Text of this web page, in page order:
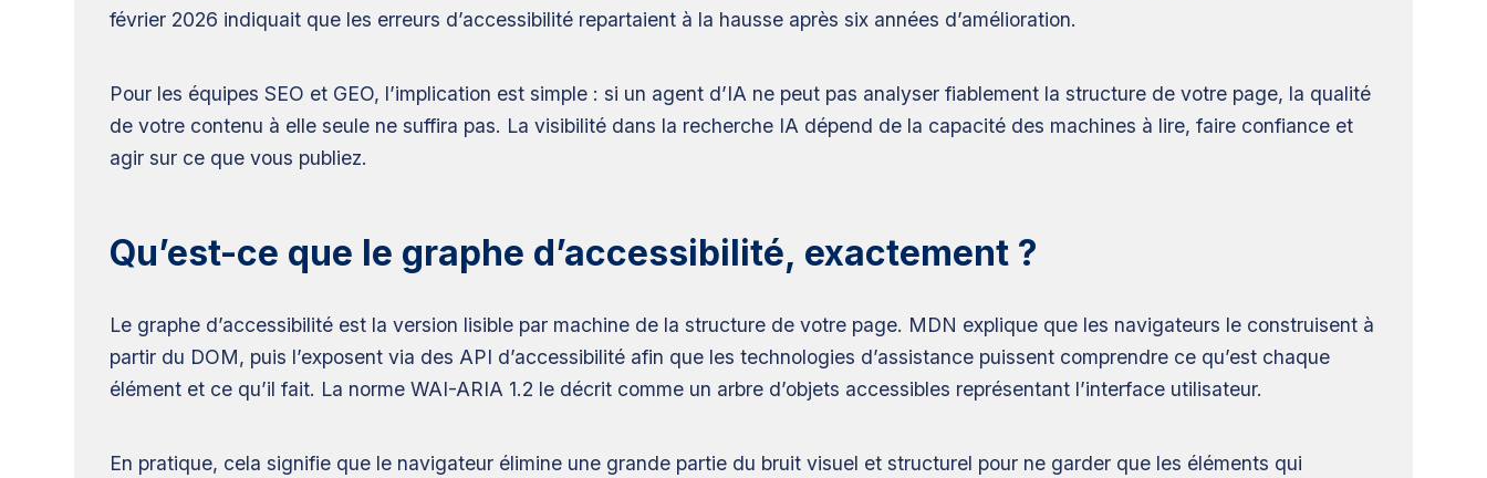
février 2026 indiquait que les erreurs d’accessibilité repartaient à la hausse après six années d’amélioration.
Pour les équipes SEO et GEO, l’implication est simple : si un agent d’IA ne peut pas analyser fiablement la structure de votre page, la qualité
de votre contenu à elle seule ne suffira pas. La visibilité dans la recherche IA dépend de la capacité des machines à lire, faire confiance et
agir sur ce que vous publiez.
Qu’est-ce que le graphe d’accessibilité, exactement ?
Le graphe d’accessibilité est la version lisible par machine de la structure de votre page. MDN explique que les navigateurs le construisent à
partir du DOM, puis l’exposent via des API d’accessibilité afin que les technologies d’assistance puissent comprendre ce qu’est chaque
élément et ce qu’il fait. La norme WAI-ARIA 1.2 le décrit comme un arbre d’objets accessibles représentant l’interface utilisateur.
En pratique, cela signifie que le navigateur élimine une grande partie du bruit visuel et structurel pour ne garder que les éléments qui